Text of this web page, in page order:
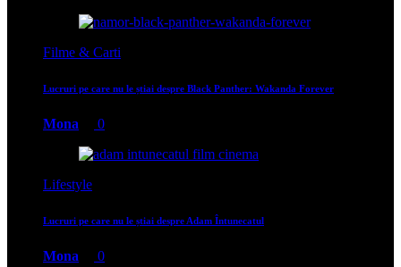
Filme & Carti
Lucruri pe care nu le știai despre Black Panther: Wakanda Forever
Mona 0
Lifestyle
Lucruri pe care nu le știai despre Adam Întunecatul
Mona 0